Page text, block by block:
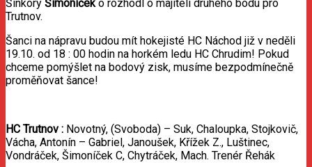
Šinkory Šimoníčeko rozhodl o majiteli druhého bodu pro
Trutnov.
Šanci na nápravu budou mít hokejisté HC Náchod již v neděli
19.10. od 18 : 00 hodin na horkém ledu HC Chrudim! Pokud
chceme pomýšlet na bodový zisk, musíme bezpodmínečně
proměňovat šance!
HC Trutnov : Novotný, (Svoboda) – Suk, Chaloupka, Stojkovič,
Vácha, Antonín – Gabriel, Janoušek, Křížek Z., Luštinec,
Vondráček, Šimoníček C, Chytráček, Mach. Trenér Řehák